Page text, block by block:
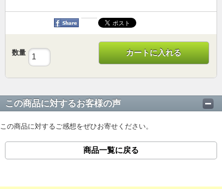
数量 カートに入れる
この商品に対するお客様の声
この商品に対するご感想をぜひお寄せください。
商品一覧に戻る